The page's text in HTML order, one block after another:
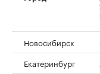
00:00 /
Новосибирск
Екатеринбург